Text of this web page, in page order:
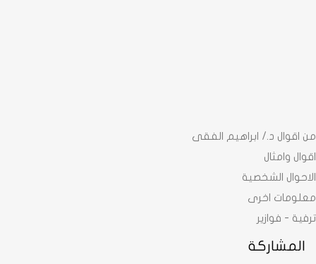
من اقوال د./ ابراهيم الفقى
اقوال وامثال
الاحوال الشخصية
معلومات اخرى
ترفية - فوازير
المشاركة